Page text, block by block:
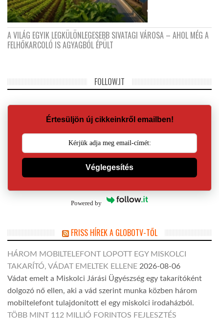
A VILÁG EGYIK LEGKÜLÖNLEGESEBB SIVATAGI VÁROSA – AHOL MÉG A
FELHŐKARCOLÓ IS AGYAGBÓL ÉPÜLT
FOLLOW.IT
Értesüljön új cikkeinkről emailben!
Véglegesítés
Powered by
FRISS HÍREK A GLOBOTV-TŐL
HÁROM MOBILTELEFONT LOPOTT EGY MISKOLCI
TAKARÍTÓ, VÁDAT EMELTEK ELLENE 2026-08-06
Vádat emelt a Miskolci Járási Ügyészség egy takarítóként
dolgozó nő ellen, aki a vád szerint munka közben három
mobiltelefont tulajdonított el egy miskolci irodaházból.
TÖBB MINT 112 MILLIÓ FORINTOS FEJLESZTÉS